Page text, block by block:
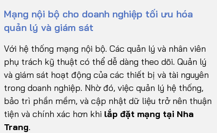
Mạng nội bộ cho doanh nghiệp tối ưu hóa
quản lý và giám sát
Với hệ thống mạng nội bộ. Các quản lý và nhân viên
phụ trách kỹ thuật có thể dễ dàng theo dõi. Quản lý
và giám sát hoạt động của các thiết bị và tài nguyên
trong doanh nghiệp. Nhờ đó, việc quản lý hệ thống,
bảo trì phần mềm, và cập nhật dữ liệu trở nên thuận
tiện và chính xác hơn khi lắp đặt mạng tại Nha
Trang.